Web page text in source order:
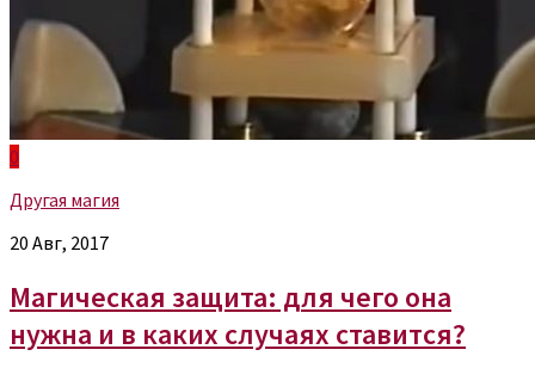
0
Другая магия
20 Авг, 2017
Магическая защита: для чего она
нужна и в каких случаях ставится?